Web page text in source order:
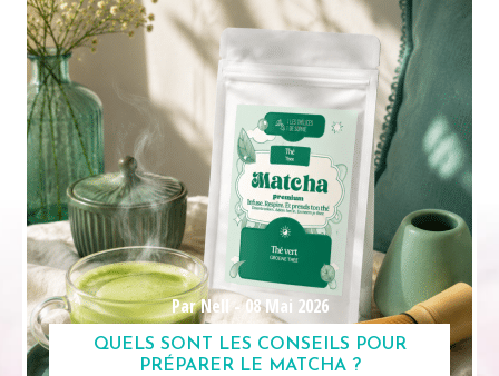
Par Nell -08 Mai 2026
QUELS SONT LES CONSEILS POUR
PRÉPARER LE MATCHA ?